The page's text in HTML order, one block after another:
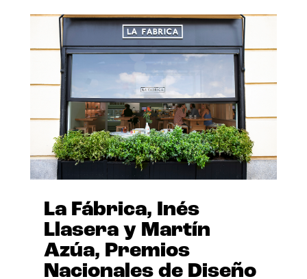
La Fábrica, Inés
Llasera y Martín
Azúa, Premios
Nacionales de Diseño